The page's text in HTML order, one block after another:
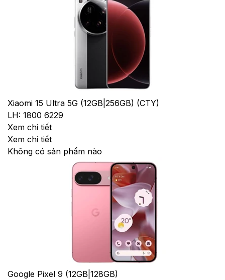
Xiaomi 15 Ultra 5G (12GB|256GB) (CTY)
LH: 1800 6229
Xem chi tiết
Xem chi tiết
Không có sản phẩm nào
Google Pixel 9 (12GB|128GB)